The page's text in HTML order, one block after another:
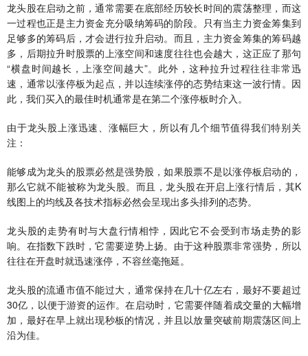
龙头股在启动之前，通常需要在底部经历较长时间的震荡整理，而这
一过程也正是主力资金充分吸纳筹码的阶段。只有当主力资金筹集到
足够多的筹码后，才会进行拉升启动。而且，主力资金筹集的筹码越
多，后期拉升时股票的上涨空间和速度往往也会越大，这正应了那句
“横盘时间越长，上涨空间越大”。此外，这种拉升过程往往非常迅
速，通常以涨停板为起点，并以连续涨停的态势结束这一波行情。因
此，我们买入的最佳时机通常是在第二个涨停板时介入。
由于龙头股上涨迅速、涨幅巨大，所以有几个细节值得我们特别关
注：
能够成为龙头的股票必然是强势股，如果股票不是以涨停板启动的，
那么它就不能被称为龙头股。而且，龙头股在开启上涨行情后，其K
线图上的均线及各技术指标必然会呈现出多头排列的态势。
龙头股的走势有时与大盘行情相悖，因此它不会受到市场走势的影
响。在指数下跌时，它需要逆势上扬。由于这种股票非常强势，所以
往往在开盘时就迅速涨停，不容丝毫拖延。
龙头股的流通市值不能过大，通常保持在几十亿左右，最好不要超过
30亿，以便于游资的运作。在启动时，它需要伴随着成交量的大幅增
加，最好在早上就出现秒板的情况，并且以放量突破前期震荡区间上
沿为佳。